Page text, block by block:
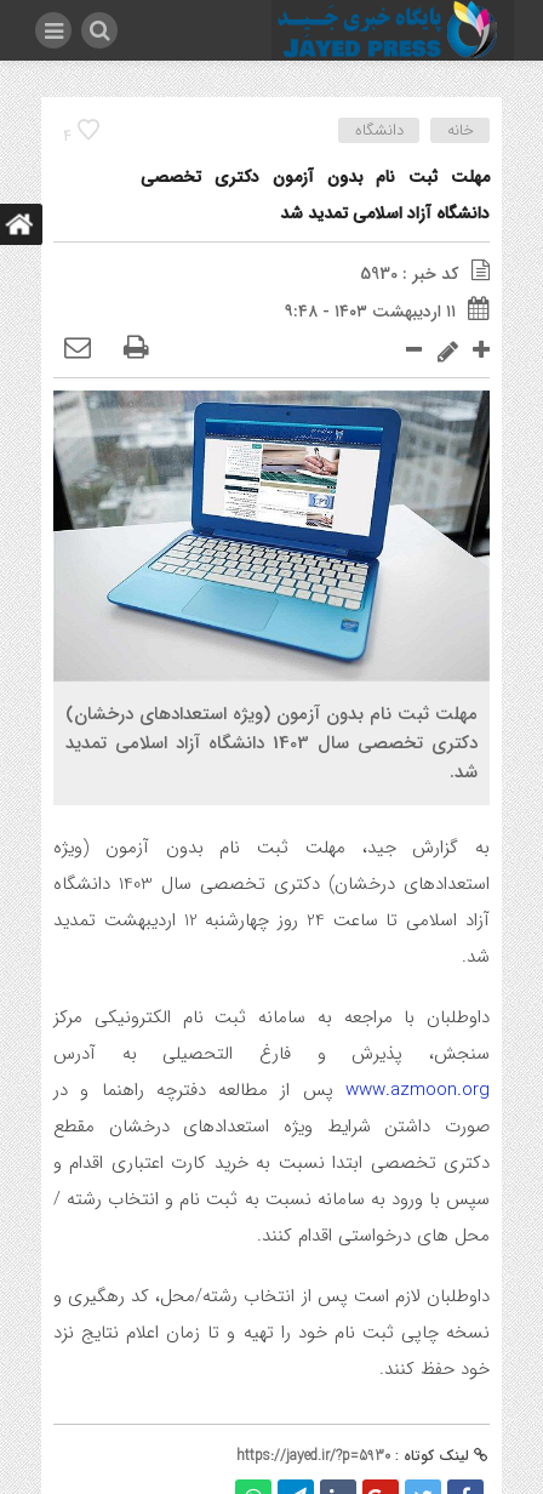
4 خانه دانشگاه
مهلت ثبت نام بدون آزمون دکتری تخصصی
دانشگاه آزاد اسلامی تمدید شد
کد خبر : 5930
۱۱ اردیبهشت ۱۴۰۳ - ۹:۴۸
مهلت ثبت نام بدون آزمون (ویژه استعدادهای درخشان)
دکتری تخصصی سال 1403 دانشگاه آزاد اسلامی تمدید
شد.
به گزارش جید، مهلت ثبت نام بدون آزمون (ویژه
استعدادهای درخشان) دکتری تخصصی سال 1403 دانشگاه
آزاد اسلامی تا ساعت 24 روز چهارشنبه 12 اردیبهشت تمدید
شد.
داوطلبان با مراجعه به سامانه ثبت نام الکترونیکی مرکز
سنجش، پذیرش و فارغ التحصیلی به آدرس
www.azmoon.org پس از مطالعه دفترچه راهنما و در
صورت داشتن شرایط ویژه استعدادهای درخشان مقطع
دکتری تخصصی ابتدا نسبت به خرید کارت اعتباری اقدام و
سپس با ورود به سامانه نسبت به ثبت نام و انتخاب رشته /
محل های درخواستی اقدام کنند.
داوطلبان لازم است پس از انتخاب رشته/محل، کد رهگیری و
نسخه چاپی ثبت نام خود را تهیه و تا زمان اعلام نتایج نزد
خود حفظ کنند.
لینک کوتاه : https://jayed.ir/?p=5930